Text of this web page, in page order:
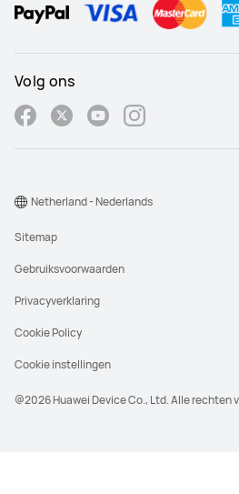
Volg ons
@2026 Huawei Device Co., Ltd. Alle rechten
Sitemap
Gebruiksvoorwaarden
Privacyverklaring
Cookie Policy
Cookie instellingen
Netherland - Nederlands